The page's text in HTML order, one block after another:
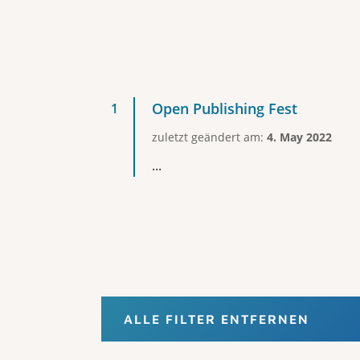
Open Publishing Fest
zuletzt geändert am: 4. May 2022
...
ALLE FILTER ENTFERNEN